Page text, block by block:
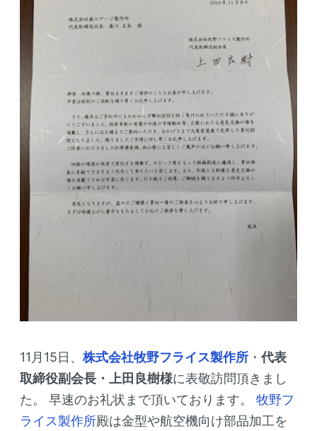
11月15日、株式会社牧野フライス製作所 ・代表
取締役副会長・上田良樹様に表敬訪問頂きまし
た。
早速のお礼状まで頂いております。
牧野フ
ライス製作所殿は金型や航空機向け部品加工を